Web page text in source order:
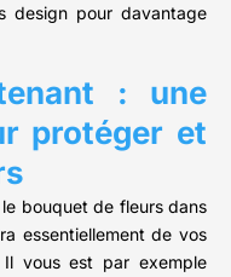
design pour davantage
: une
protéger et
bouquet de fleurs dans
essentiellement de vos
vous est par exemple